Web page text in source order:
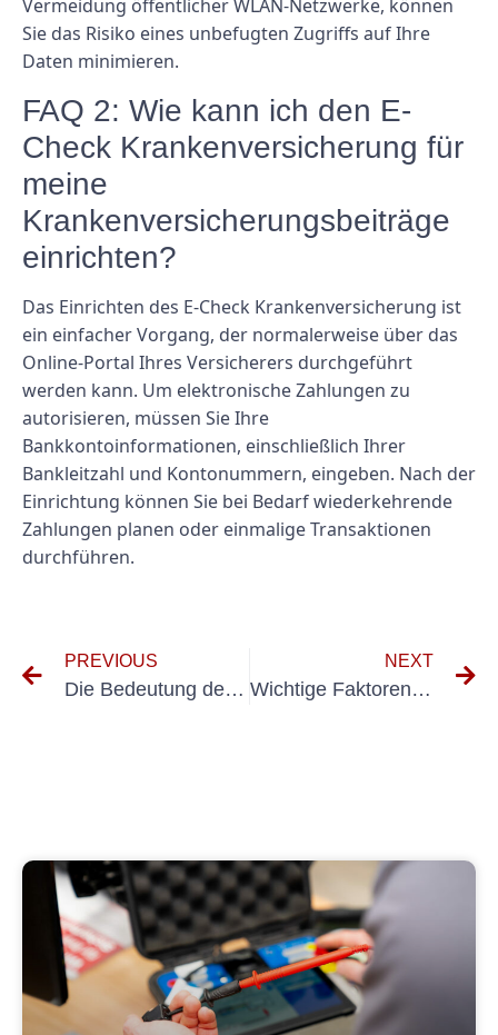
Vermeidung öffentlicher WLAN-Netzwerke, können
Sie das Risiko eines unbefugten Zugriffs auf Ihre
Daten minimieren.
FAQ 2: Wie kann ich den E-
Check Krankenversicherung für
meine
Krankenversicherungsbeiträge
einrichten?
Das Einrichten des E-Check Krankenversicherung ist
ein einfacher Vorgang, der normalerweise über das
Online-Portal Ihres Versicherers durchgeführt
werden kann. Um elektronische Zahlungen zu
autorisieren, müssen Sie Ihre
Bankkontoinformationen, einschließlich Ihrer
Bankleitzahl und Kontonummern, eingeben. Nach der
Einrichtung können Sie bei Bedarf wiederkehrende
Zahlungen planen oder einmalige Transaktionen
durchführen.
PREVIOUS
Die Bedeutung der UVV-Prüfung in der Krankenversicherung verstehen
NEXT
Wichtige Faktoren, die bei der Auswahl eines UVV-Prüfungsanbieters für Anschlagmittel zu berücksichtigen sind